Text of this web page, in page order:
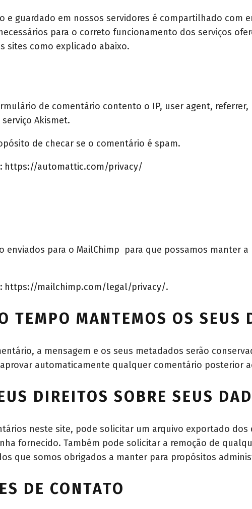
e guardado em nossos servidores é compartilhado com
para o correto funcionamento dos serviços
sites como explicado abaixo.
de comentário contento o IP, user agent,
Akismet.
de checar se o comentário é spam.
https://automattic.com/privacy/
enviados para o MailChimp para que possamos manter
https://mailchimp.com/legal/privacy/.
TEMPO MANTEMOS OS SEUS
a mensagem e os seus metadados serão
automaticamente qualquer comentário posterior
DIREITOS SOBRE SEUS
neste site, pode solicitar um arquivo exportado
fornecido. Também pode solicitar a remoção de
que somos obrigados a manter para propósitos
DE CONTATO